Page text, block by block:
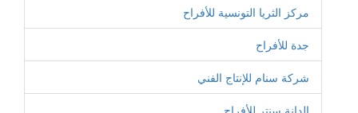
مركز الثريا التونسية للأفراح
جدة للأفراح
شركة سنام للإنتاج الفني